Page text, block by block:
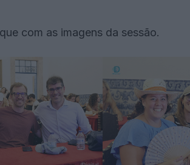
com as imagens da sessão.